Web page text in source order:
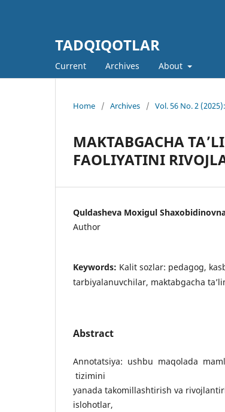
TADQIQOTLAR
Current Archives About
Home / Archives / Vol. 56 No. 2
MAKTABGACHA
FAOLIYATINI
Quldasheva Moxigul
Author
Keywords: Kalit sozlar: pedagog,
tarbiyalanuvchilar, maktabgacha
Abstract
Annotatsiya: ushbu maqolada
tizimini
yanada takomillashtirish va
islohotlar,